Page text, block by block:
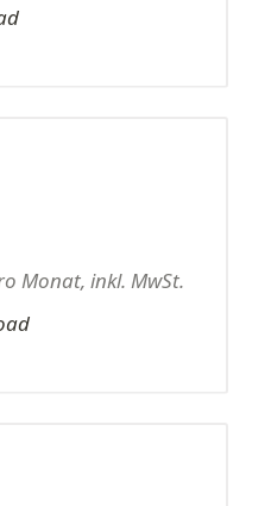
Monat, inkl. MwSt.